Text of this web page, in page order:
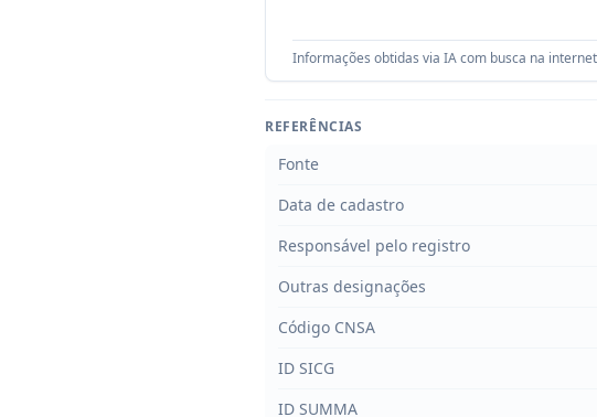
Informações obtidas via IA com busca na
REFERÊNCIAS
Fonte
Data de cadastro
Responsável pelo registro
Outras designações
Código CNSA
ID SICG
ID SUMMA